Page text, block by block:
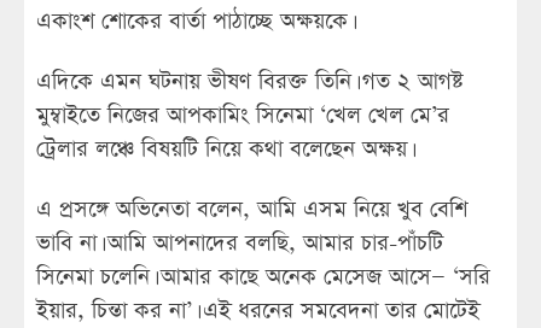
একাংশ শোকের বার্তা পাঠাচ্ছে অক্ষয়কে।
এদিকে এমন ঘটনায় ভীষণ বিরক্ত তিনি। গত ২ আগষ্ট
মুম্বাইতে নিজের আপকামিং সিনেমা ‘খেল খেল মে’র
ট্রেলার লঞ্চে বিষয়টি নিয়ে কথা বলেছেন অক্ষয়।
এ প্রসঙ্গে অভিনেতা বলেন, আমি এসম নিয়ে খুব বেশি
ভাবি না। আমি আপনাদের বলছি, আমার চার-পাঁচটি
সিনেমা চলেনি। আমার কাছে অনেক মেসেজ আসে— ‘সরি
ইয়ার, চিন্তা কর না’। এই ধরনের সমবেদনা তার মোটেই